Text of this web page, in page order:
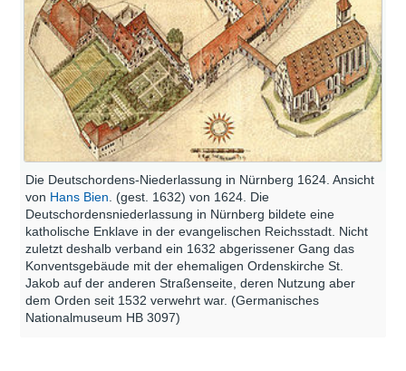
Die Deutschordens-Niederlassung in Nürnberg 1624. Ansicht
von Hans Bien . (gest. 1632) von 1624. Die
Deutschordensniederlassung in Nürnberg bildete eine
katholische Enklave in der evangelischen Reichsstadt. Nicht
zuletzt deshalb verband ein 1632 abgerissener Gang das
Konventsgebäude mit der ehemaligen Ordenskirche St.
Jakob auf der anderen Straßenseite, deren Nutzung aber
dem Orden seit 1532 verwehrt war. (Germanisches
Nationalmuseum HB 3097)